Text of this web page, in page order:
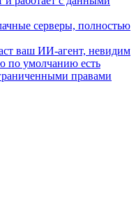
серверы, полностью
ваш ИИ-агент, невидим
по умолчанию есть
правами